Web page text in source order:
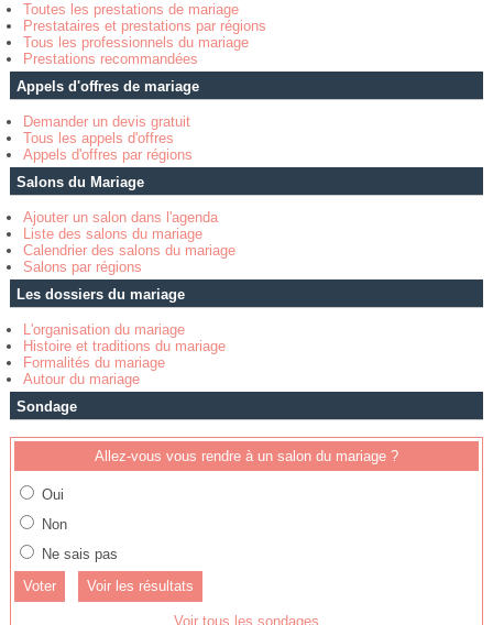
Toutes les prestations de mariage
Prestataires et prestations par régions
Tous les professionnels du mariage
Prestations recommandées
Appels d'offres de mariage
Demander un devis gratuit
Tous les appels d'offres
Appels d'offres par régions
Salons du Mariage
Ajouter un salon dans l'agenda
Liste des salons du mariage
Calendrier des salons du mariage
Salons par régions
Les dossiers du mariage
L'organisation du mariage
Histoire et traditions du mariage
Formalités du mariage
Autour du mariage
Sondage
Allez-vous vous rendre à un salon du mariage ?
Oui
Non
Ne sais pas
Voir les résultats
Voir tous les sondages